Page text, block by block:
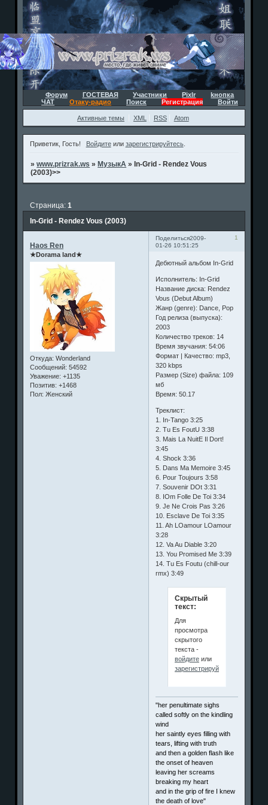
Форум ГОСТЕВАЯ Участники Pixlr
kнопка
ЧАТ
Отаку-радио Поиск Регистрация Войти
Активные темы XML RSS Atom
Приветик, Гость! Войдитеили зарегистрируйтесь.
»www.prizrak.ws » МузыкА » In-Grid - Rendez Vous
(2003)>>
In-Grid - Rendez Vous (2003)
Страница:1
Поделиться 1
2009-
01-26 10:51:25
Haos Ren
★Dorama land★
Откуда: Wonderland
Сообщений: 54592
Уважение: +1135
Позитив: +1468
Пол: Женский
Дебютный альбом In-Grid
Исполнитель: In-Grid
Название диска: Rendez
Vous (Debut Album)
Жанр (genre): Dance, Pop
Год релиза (выпуска):
2003
Количество треков: 14
Время звучания: 54:06
Формат | Качество: mp3,
320 kbps
Размер (Size) файла: 109
мб
Время: 50.17
Треклист:
1. In-Tango 3:25
2. Tu Es FoutU 3:38
3. Mais La NuitE Il Dort!
3:45
4. Shock 3:36
5. Dans Ma Memoire 3:45
6. Pour Toujours 3:58
7. Souvenir DOt 3:31
8. IOm Folle De Toi 3:34
9. Je Ne Crois Pas 3:26
10. Esclave De Toi 3:35
11. Ah LOamour LOamour
3:28
12. Va Au Diable 3:20
13. You Promised Me 3:39
14. Tu Es Foutu (chill-our
rmx) 3:49
Скрытый
текст:
Для
просмотра
скрытого
текста -
войдитеили
зарегистрируйтесь
"her penultimate sighs
called softly on the kindling
wind
her saintly eyes filling with
tears, lifting with truth
and then a golden flash like
the onset of heaven
leaving her screams
breaking my heart
and in the grip of fire I knew
the death of love"